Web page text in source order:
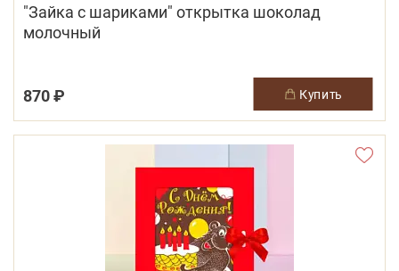
"Зайка с шариками" открытка шоколад
молочный
870 ₽ купить